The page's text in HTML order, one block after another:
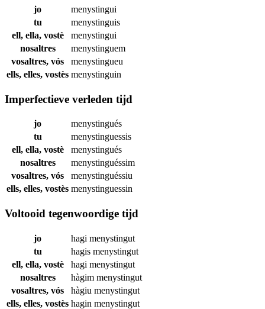
jo
menystingui
tu
menystinguis
ell, ella, vostè
menystingui
nosaltres
menystinguem
vosaltres, vós
menystingueu
ells, elles, vostès menystinguin
Imperfectieve verleden tijd
jo
menystingués
tu
menystinguessis
ell, ella, vostè
menystingués
nosaltres
menystinguéssim
vosaltres, vós
menystinguéssiu
ells, elles, vostès menystinguessin
Voltooid tegenwoordige tijd
jo hagi menystingut
tu
hagis menystingut
ell, ella, vostè
hagi menystingut
nosaltres
hàgim menystingut
vosaltres, vós
hàgiu menystingut
ells, elles, vostès hagin menystingut